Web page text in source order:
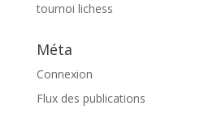
tournoi lichess
Méta
Connexion
Flux des publications